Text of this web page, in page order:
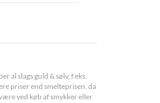
al slags guld & sølv, f.eks.
priser end smelteprisen, da
ved køb af smykker eller